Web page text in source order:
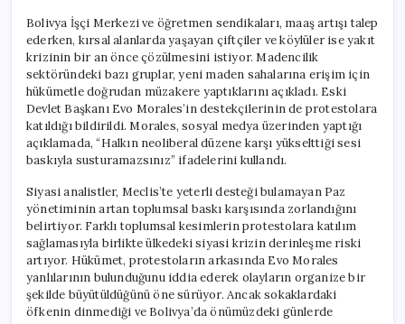
Bolivya İşçi Merkezi ve öğretmen sendikaları, maaş artışı talep
ederken, kırsal alanlarda yaşayan çiftçiler ve köylüler ise yakıt
krizinin bir an önce çözülmesini istiyor. Madencilik
sektöründeki bazı gruplar, yeni maden sahalarına erişim için
hükümetle doğrudan müzakere yaptıklarını açıkladı. Eski
Devlet Başkanı Evo Morales’in destekçilerinin de protestolara
katıldığı bildirildi. Morales, sosyal medya üzerinden yaptığı
açıklamada, “Halkın neoliberal düzene karşı yükselttiği sesi
baskıyla susturamazsınız” ifadelerini kullandı.
Siyasi analistler, Meclis’te yeterli desteği bulamayan Paz
yönetiminin artan toplumsal baskı karşısında zorlandığını
belirtiyor. Farklı toplumsal kesimlerin protestolara katılım
sağlamasıyla birlikte ülkedeki siyasi krizin derinleşme riski
artıyor. Hükümet, protestoların arkasında Evo Morales
yanlılarının bulunduğunu iddia ederek olayların organize bir
şekilde büyütüldüğünü öne sürüyor. Ancak sokaklardaki
öfkenin dinmediği ve Bolivya’da önümüzdeki günlerde